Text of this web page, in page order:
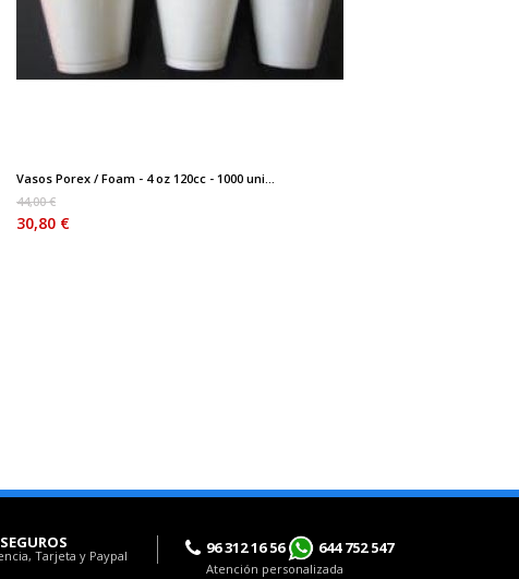
Vasos Porex / Foam - 4 oz 120cc - 1000 uni...
44,00 €
30,80 €
Tarjeta y Paypal 96 312 16 56 644 752 547
Atención personalizada